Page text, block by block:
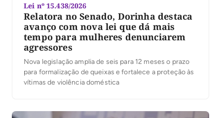
Lei nº 15.438/2026
Relatora no Senado, Dorinha destaca
avanço com nova lei que dá mais
tempo para mulheres denunciarem
agressores
Nova legislação amplia de seis para 12 meses o prazo
para formalização de queixas e fortalece a proteção às
vítimas de violência doméstica